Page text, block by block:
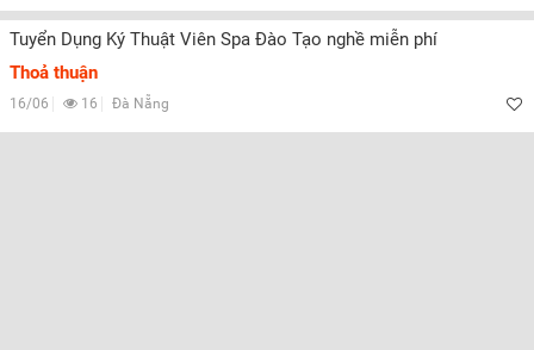
Tất cả
Tuyển Dụng Ký Thuật Viên Spa Đào Tạo nghề miễn phí
Thoả thuận
16/06 16 Đà Nẵng